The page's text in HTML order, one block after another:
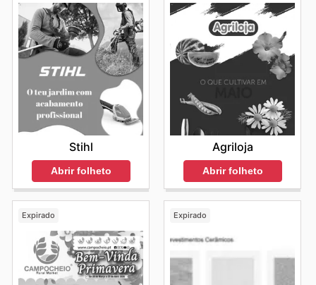
Stihl
Abrir folheto
Agriloja
Abrir folheto
Expirado Expirado